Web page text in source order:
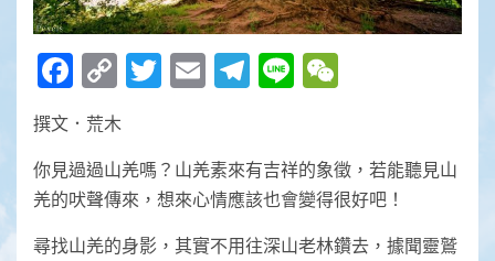
Facebook
Copy
Link
Twitter
EmailTelegram
Line
撰文．荒木
你見過過山羌嗎？山羌素來有吉祥的象徵，若能聽見山
羌的吠聲傳來，想來心情應該也會變得很好吧！
尋找山羌的身影，其實不用往深山老林鑽去，據聞靈鷲